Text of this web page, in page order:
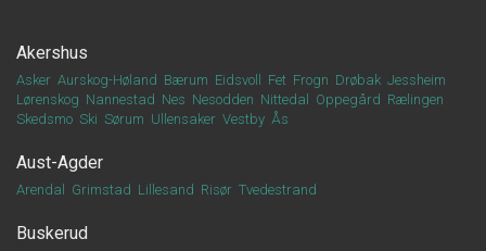
Akershus
Asker Aurskog-Høland Bærum Eidsvoll Fet Frogn Drøbak Jessheim
Lørenskog Nannestad Nes Nesodden Nittedal Oppegård Rælingen
Skedsmo Ski Sørum Ullensaker Vestby Ås
Aust-Agder
Arendal Grimstad Lillesand Risør Tvedestrand
Buskerud